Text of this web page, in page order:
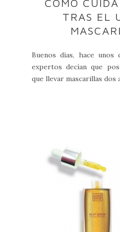
CÓMO
TRAS EL
Buenos días, hace unos
expertos decían que
que llevar mascarillas dos